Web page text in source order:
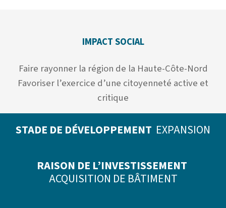
IMPACT SOCIAL
Faire rayonner la région de la Haute-Côte-Nord
Favoriser l’exercice d’une citoyenneté active et
critique
STADE DE DÉVELOPPEMENT EXPANSION
RAISON DE L’INVESTISSEMENT
ACQUISITION DE BÂTIMENT